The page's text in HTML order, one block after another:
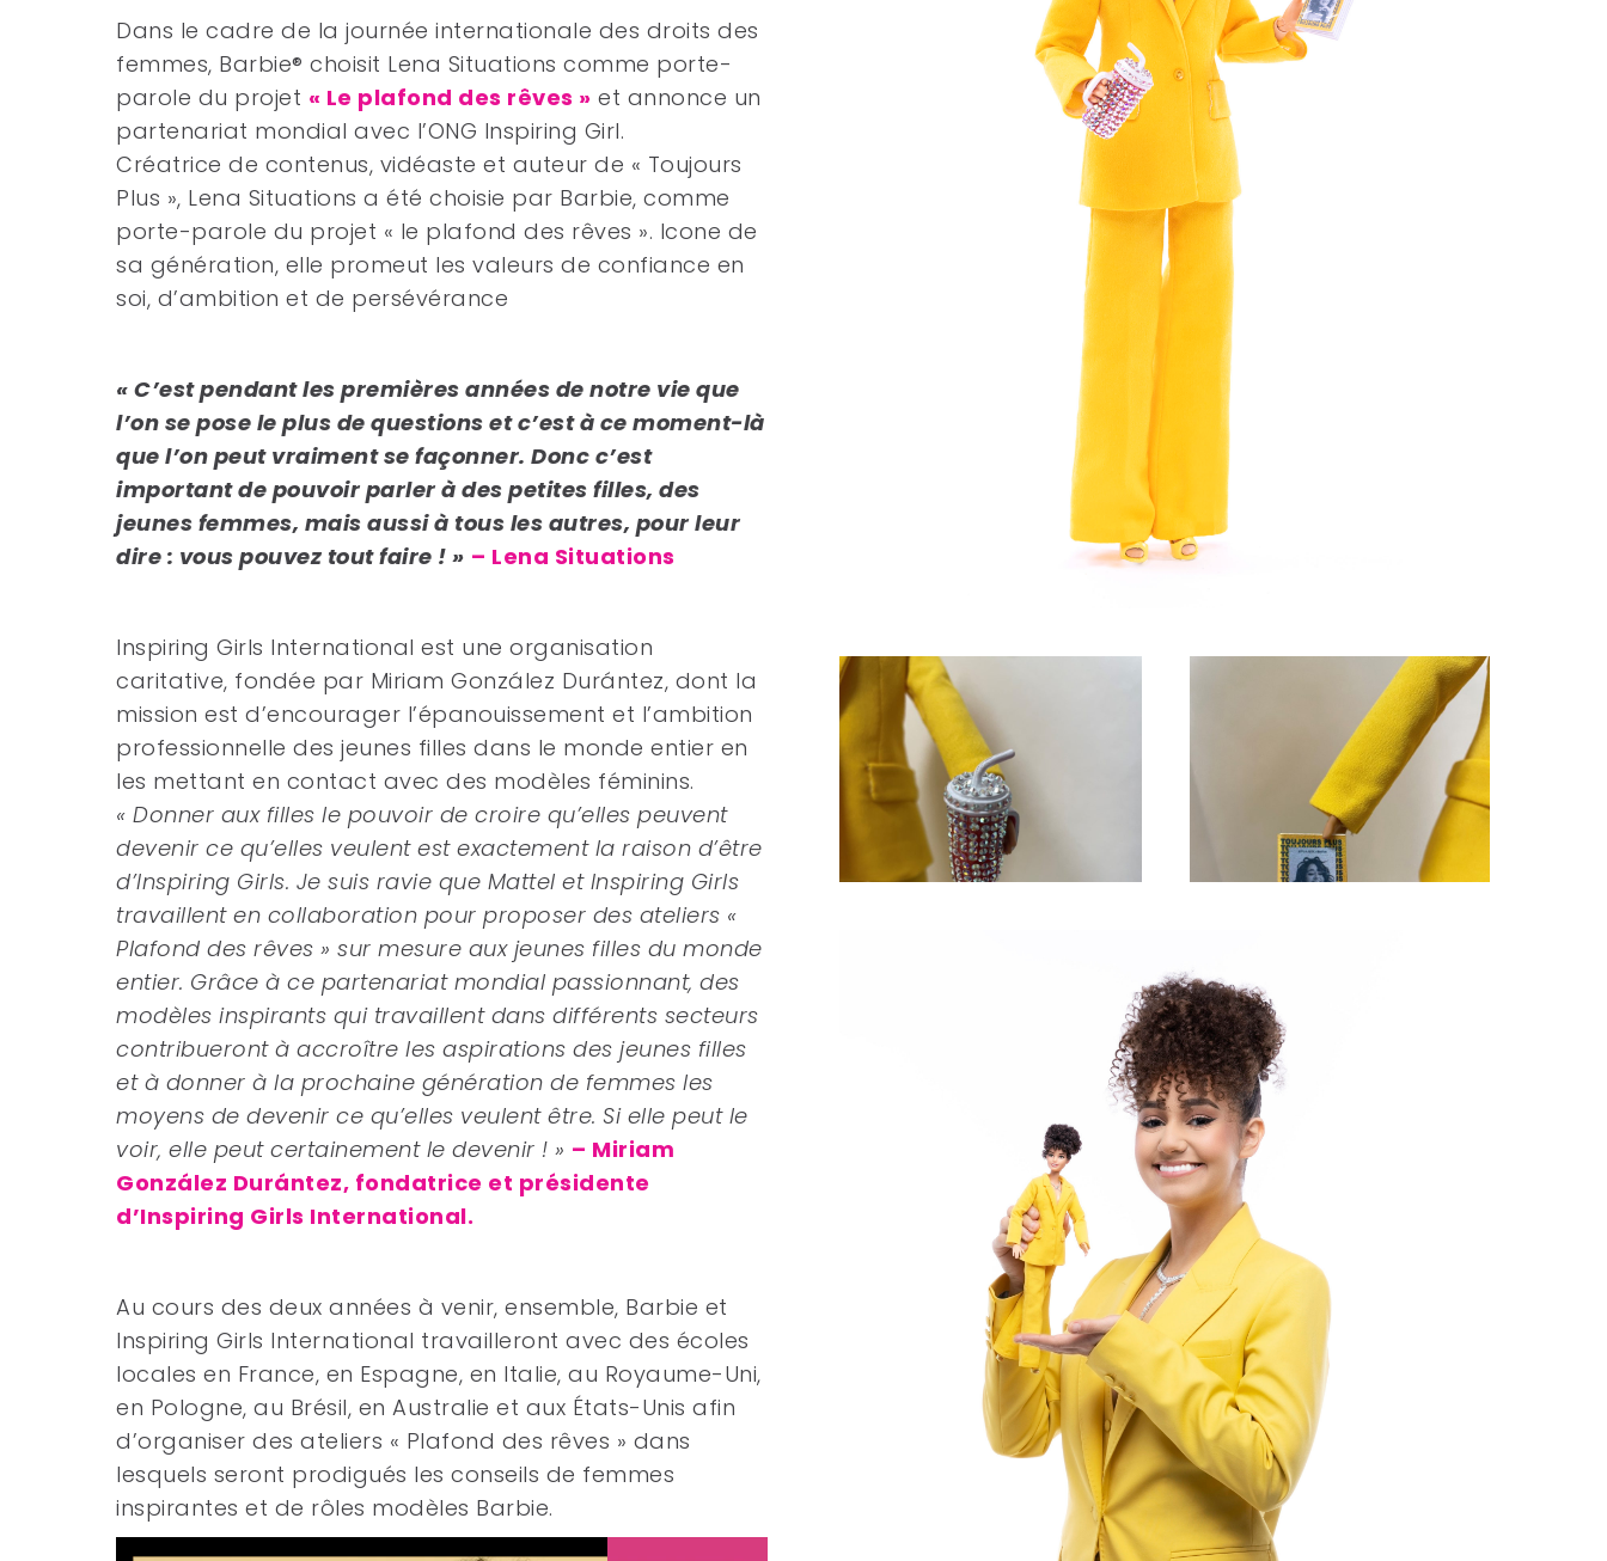
Dans le cadre de la journée internationale des droits des
femmes, Barbie® choisit Lena Situations comme porte-
parole du projet « Le plafond des rêves » et annonce un
partenariat mondial avec l’ONG Inspiring Girl.
Créatrice de contenus, vidéaste et auteur de « Toujours
Plus », Lena Situations a été choisie par Barbie, comme
porte-parole du projet « le plafond des rêves ». Icone de
sa génération, elle promeut les valeurs de confiance en
soi, d’ambition et de persévérance
« C’est pendant les premières années de notre vie que
l’on se pose le plus de questions et c’est à ce moment-là
que l’on peut vraiment se façonner. Donc c’est
important de pouvoir parler à des petites filles, des
jeunes femmes, mais aussi à tous les autres, pour leur
dire : vous pouvez tout faire ! » – Lena Situations
Inspiring Girls International est une organisation
caritative, fondée par Miriam González Durántez, dont la
mission est d’encourager l’épanouissement et l’ambition
professionnelle des jeunes filles dans le monde entier en
les mettant en contact avec des modèles féminins.
« Donner aux filles le pouvoir de croire qu’elles peuvent
devenir ce qu’elles veulent est exactement la raison d’être
d’Inspiring Girls. Je suis ravie que Mattel et Inspiring Girls
travaillent en collaboration pour proposer des ateliers «
Plafond des rêves » sur mesure aux jeunes filles du monde
entier. Grâce à ce partenariat mondial passionnant, des
modèles inspirants qui travaillent dans différents secteurs
contribueront à accroître les aspirations des jeunes filles
et à donner à la prochaine génération de femmes les
moyens de devenir ce qu’elles veulent être. Si elle peut le
voir, elle peut certainement le devenir ! » – Miriam
González Durántez, fondatrice et présidente
d’Inspiring Girls International.
Au cours des deux années à venir, ensemble, Barbie et
Inspiring Girls International travailleront avec des écoles
locales en France, en Espagne, en Italie, au Royaume-Uni,
en Pologne, au Brésil, en Australie et aux États-Unis afin
d’organiser des ateliers « Plafond des rêves » dans
lesquels seront prodigués les conseils de femmes
inspirantes et de rôles modèles Barbie.
Lecteur